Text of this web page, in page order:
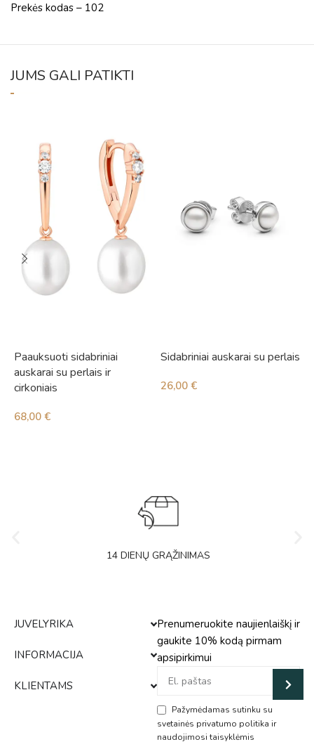
Prekės kodas – 102
JUMS GALI PATIKTI
Paauksuoti sidabriniai
auskarai su perlais ir
cirkoniais
68,00 €
Sidabriniai auskarai su perlais
26,00 €
14 DIENŲ GRĄŽINIMAS
JUVELYRIKA
INFORMACIJA
KLIENTAMS
Prenumeruokite naujienlaiškį ir
gaukite 10% kodą pirmam
apsipirkimui
Pažymėdamas sutinku su
svetainės privatumo politika ir
naudojimosi taisyklėmis